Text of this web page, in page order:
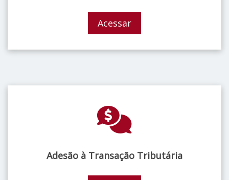
Acessar
Adesão à Transação Tributária